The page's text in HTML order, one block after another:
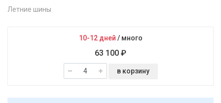
Летние шины
10-12 дней / много
63 100 ₽
в корзину